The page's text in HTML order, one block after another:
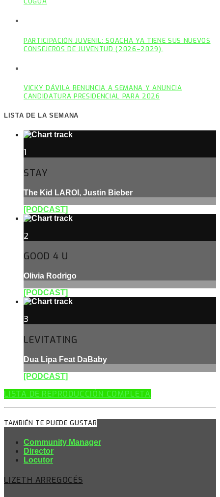
PARTICIPACIÓN JUVENIL: SOACHA YA TIENE SUS NUEVOS
CONSEJEROS DE JUVENTUD (2026–2029).
VICKY DÁVILA RENUNCIA A SEMANA Y ANUNCIA
CANDIDATURA PRESIDENCIAL PARA 2026
LISTA DE LA SEMANA
1
STAY
The Kid LAROI, Justin Bieber
[PODCAST]
2
GOOD 4 U
Olivia Rodrigo
[PODCAST]
3
LEVITATING
Dua Lipa Feat DaBaby
[PODCAST]
LISTA DE REPRODUCCIÓN COMPLETA
TAMBIÉN TE PUEDE GUSTAR
Community Manager
Director
Locutor
LIZETH ARREGOCÉS